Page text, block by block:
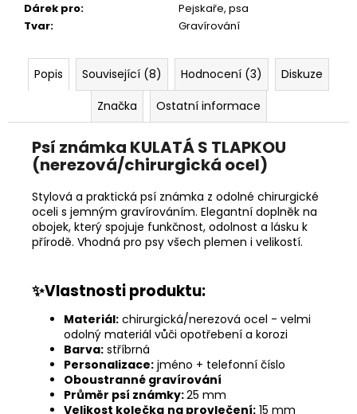
Dárek pro:
Pejskaře, psa
Tvar: Gravírování
Popis Související (8) Hodnocení (3)
Diskuze
Značka
Ostatní informace
Psí známka KULATÁ S TLAPKOU
(nerezová/chirurgická ocel)
Stylová a praktická psí známka z odolné chirurgické
oceli s jemným gravírováním. Elegantní doplněk na
obojek, který spojuje funkčnost, odolnost a lásku k
přírodě. Vhodná pro psy všech plemen i velikostí.
✨Vlastnosti produktu:
Materiál: chirurgická/nerezová ocel - velmi
odolný materiál vůči opotřebení a korozi
Barva: stříbrná
Personalizace: jméno + telefonní číslo
Oboustranné gravírování
Průměr psí známky:25 mm
Velikost kolečka na provlečení: 15 mm